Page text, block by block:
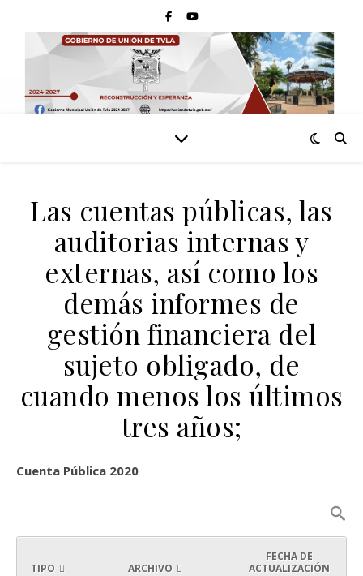
Las cuentas públicas, las
auditorias internas y
externas, así como los
demás informes de
gestión financiera del
sujeto obligado, de
cuando menos los últimos
tres años;
Cuenta Pública 2020
TIPO ARCHIVO
FECHA DE
ACTUALIZACIÓN